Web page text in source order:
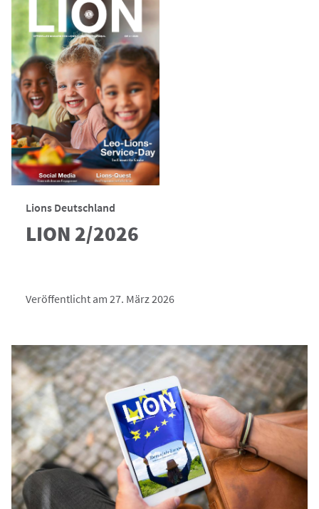
Lions Deutschland
LION 2/2026
Veröffentlicht am 27. März 2026